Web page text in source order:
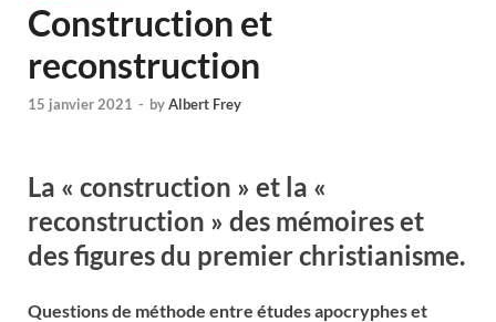
Construction et
reconstruction
15 janvier 2021 - byAlbert Frey
La « construction » et la «
reconstruction » des mémoires et
des figures du premier christianisme.
Questions de méthode entre études apocryphes et